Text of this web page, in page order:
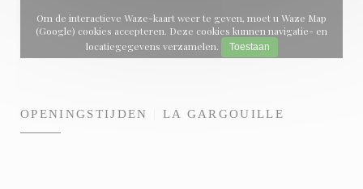
Om de interactieve Waze-kaart weer te geven, moet u Waze Map
(Google) cookies accepteren. Deze cookies kunnen navigatie- en
locatiegegevens verzamelen.
Toestaan
OPENINGSTIJDEN LA GARGOUILLE